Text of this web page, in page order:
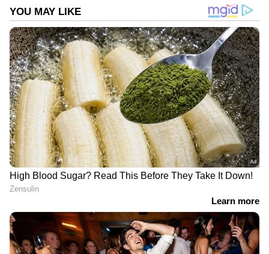
Bigg Boss Malayalam Season 7മുതൽ
Mollywood newsവരെ എല്ലാEntertainment